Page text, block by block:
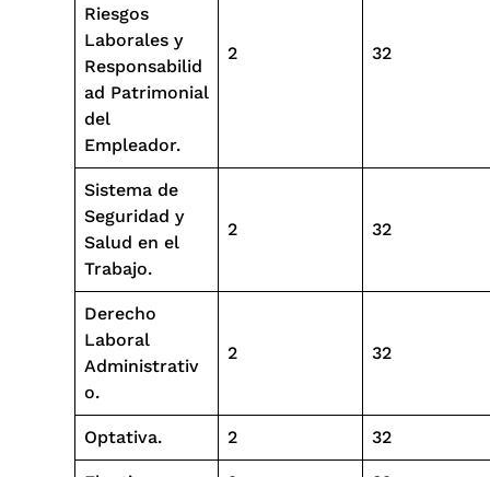
Riesgos
Laborales y
Responsabilid
ad Patrimonial
del
Empleador.
2 32
Sistema de
Seguridad y
Salud en el
Trabajo.
2 32
Derecho
Laboral
Administrativ
o.
2 32
Optativa. 2 32